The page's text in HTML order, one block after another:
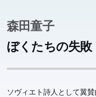
森田童子
ぼくたちの失敗
ソヴィエト詩人として翼